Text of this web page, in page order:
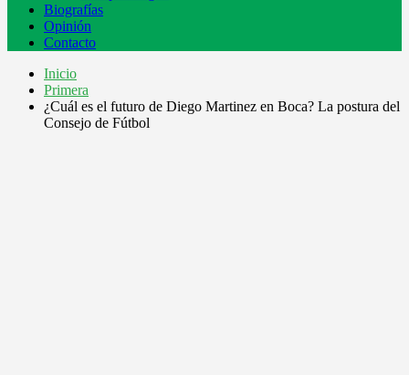
Biografías
Opinión
Contacto
Inicio
Primera
¿Cuál es el futuro de Diego Martinez en Boca? La postura del
Consejo de Fútbol